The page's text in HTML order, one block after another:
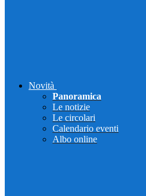
Novità
Panoramica
Le notizie
Le circolari
Calendario eventi
Albo online